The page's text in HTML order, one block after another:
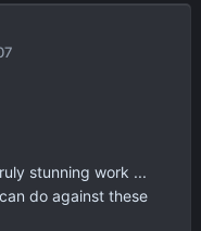
stunning work ...
do against these